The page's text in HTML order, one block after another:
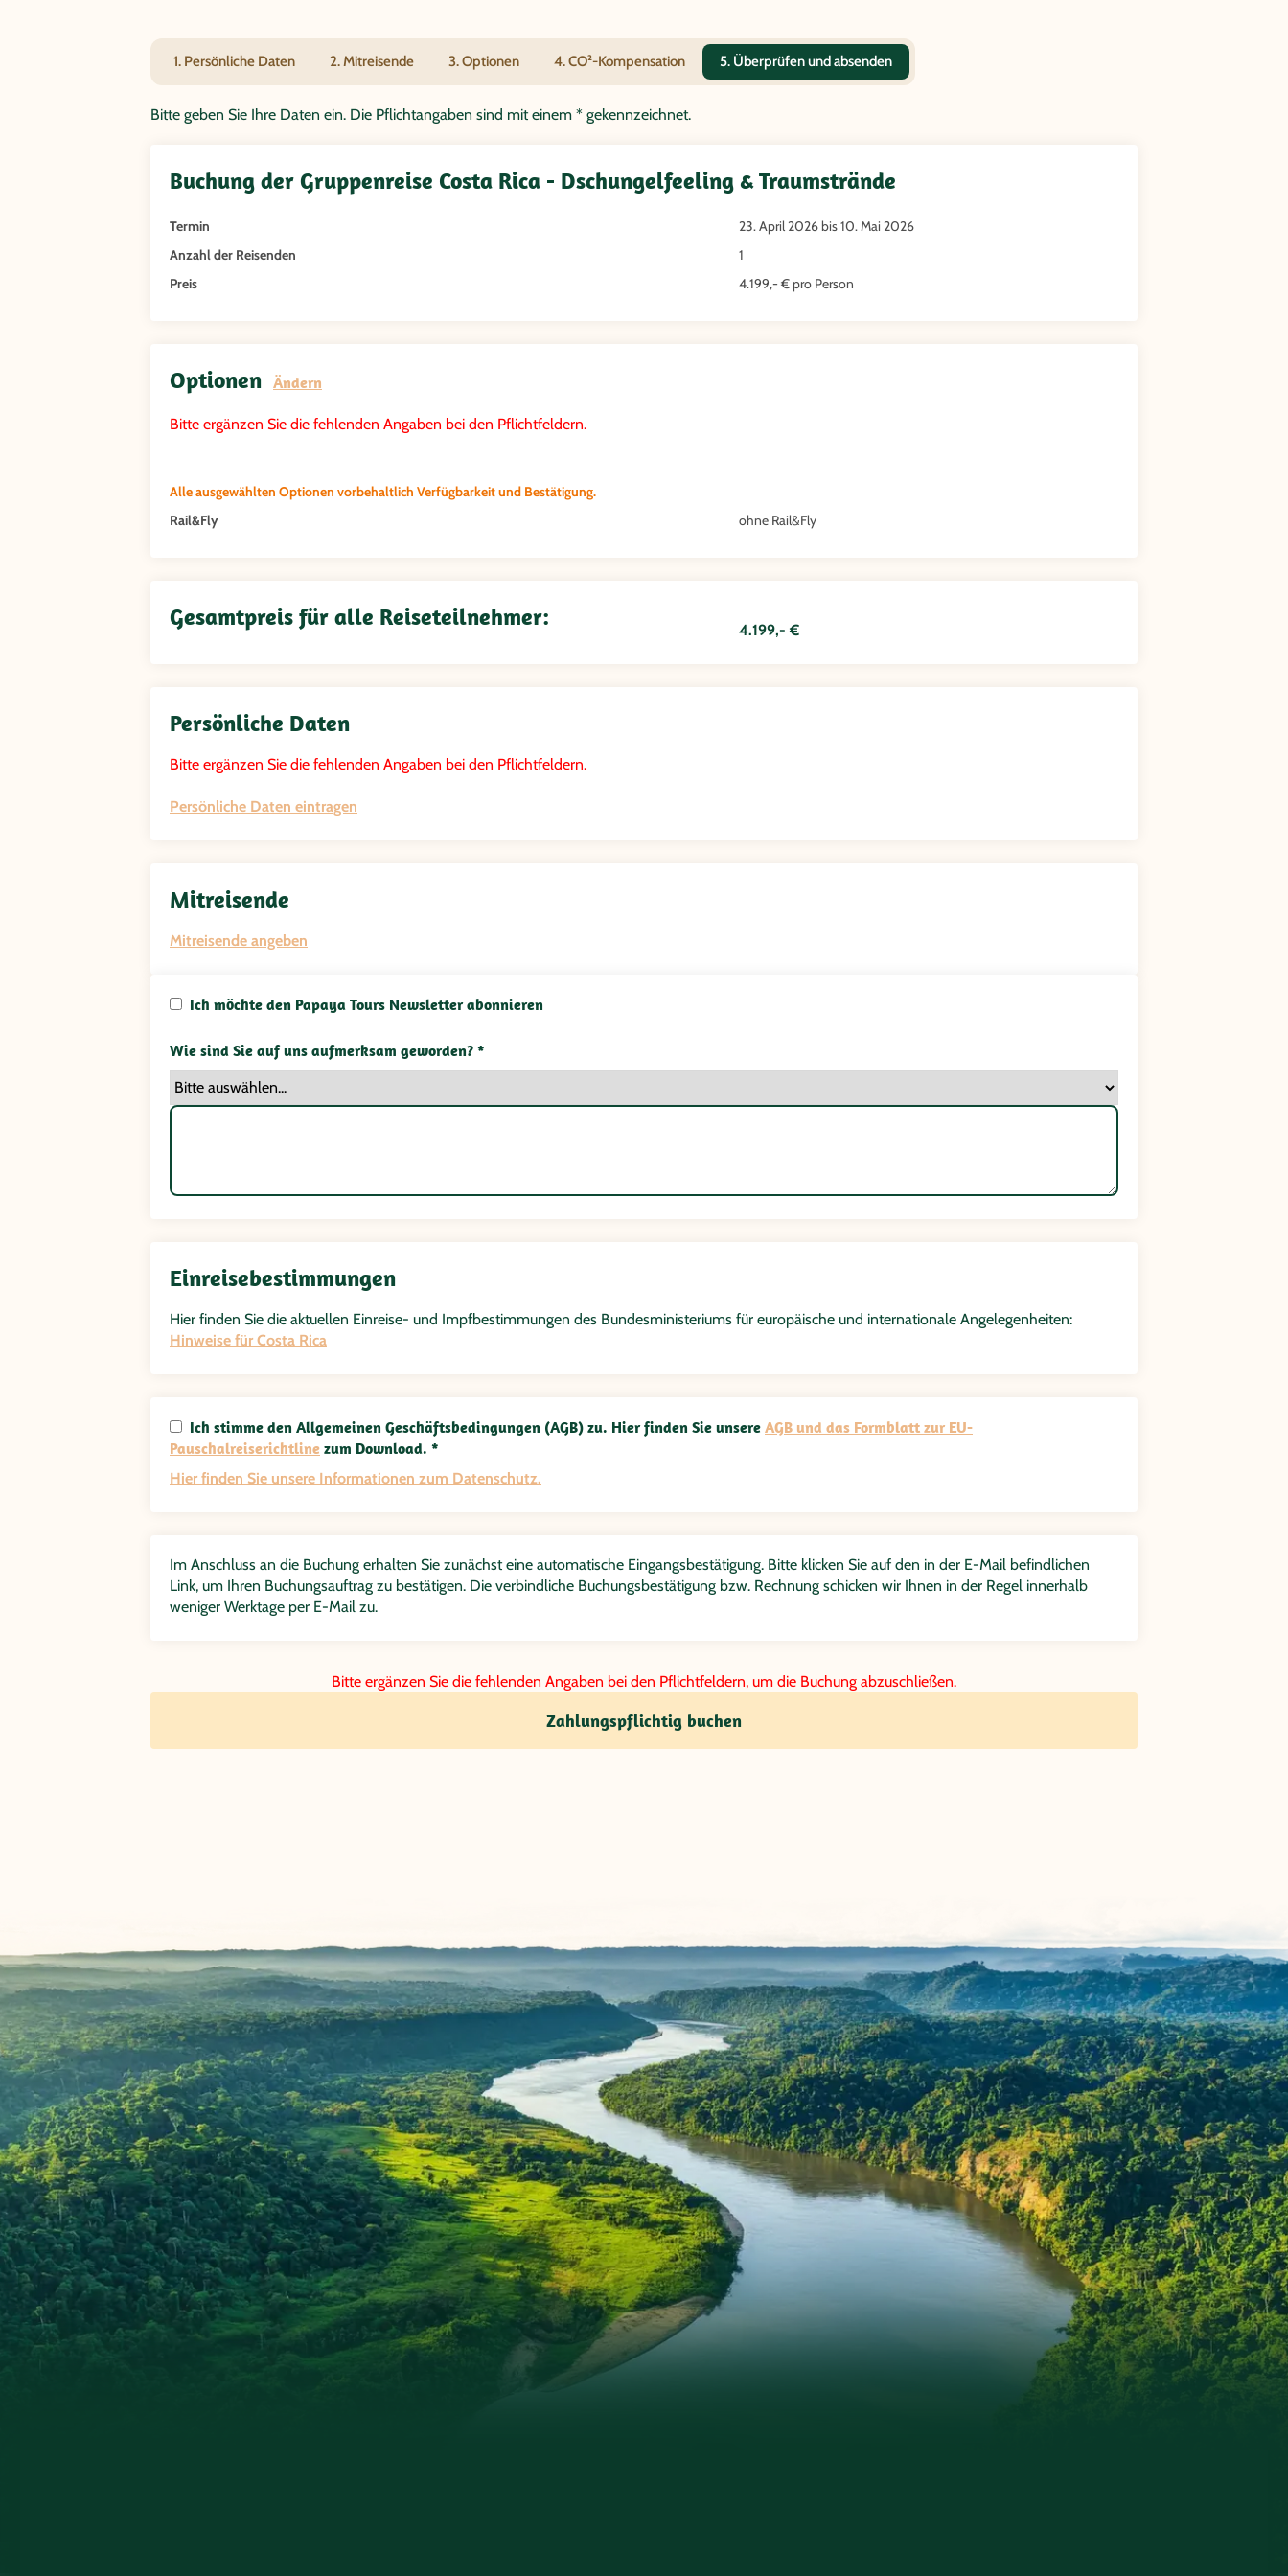
1. Persönliche Daten 2. Mitreisende 3. Optionen 4. CO²-Kompensation 5. Überprüfen und absenden
Bitte geben Sie Ihre Daten ein. Die Pflichtangaben sind mit einem * gekennzeichnet.
Buchung der Gruppenreise Costa Rica - Dschungelfeeling & Traumstrände
Termin
23. April 2026 bis 10. Mai 2026
Anzahl der Reisenden
1
Preis
4.199,- € pro Person
Optionen Ändern
Bitte ergänzen Sie die fehlenden Angaben bei den Pflichtfeldern.
Alle ausgewählten Optionen vorbehaltlich Verfügbarkeit und Bestätigung.
Rail&Fly
ohne Rail&Fly
Gesamtpreis für alle Reiseteilnehmer: 4.199,- €
Persönliche Daten
Bitte ergänzen Sie die fehlenden Angaben bei den Pflichtfeldern.
Persönliche Daten eintragen
Mitreisende
Mitreisende angeben
Ich möchte den Papaya Tours Newsletter abonnieren
Wie sind Sie auf uns aufmerksam geworden? *
Einreisebestimmungen
Hier finden Sie die aktuellen Einreise- und Impfbestimmungen des Bundesministeriums für europäische und internationale Angelegenheiten:
Hinweise für Costa Rica
Ich stimme den Allgemeinen Geschäftsbedingungen (AGB) zu. Hier finden Sie unsere AGB und das Formblatt zur EU-
Pauschalreiserichtline zum Download. *
Hier finden Sie unsere Informationen zum Datenschutz.
Im Anschluss an die Buchung erhalten Sie zunächst eine automatische Eingangsbestätigung. Bitte klicken Sie auf den in der E-Mail befindlichen
Link, um Ihren Buchungsauftrag zu bestätigen. Die verbindliche Buchungsbestätigung bzw. Rechnung schicken wir Ihnen in der Regel innerhalb
weniger Werktage per E-Mail zu.
Bitte ergänzen Sie die fehlenden Angaben bei den Pflichtfeldern, um die Buchung abzuschließen.
Zahlungspflichtig buchen